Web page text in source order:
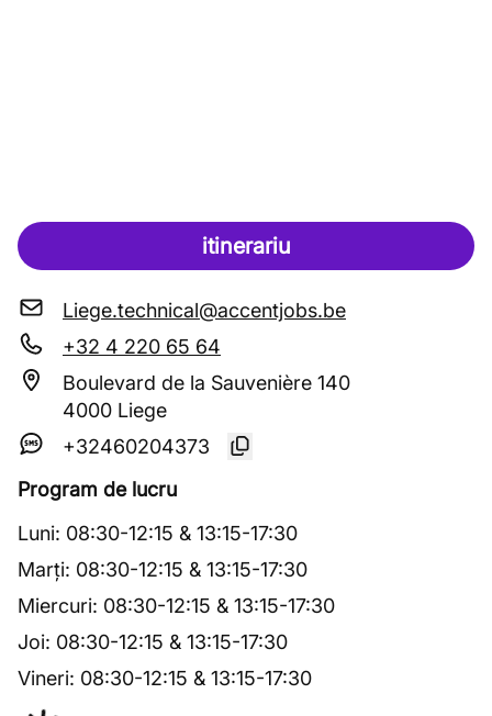
itinerariu
Liege.technical@accentjobs.be
+32 4 220 65 64
Boulevard de la Sauvenière 140
4000 Liege
+32460204373
Program de lucru
Luni: 08:30-12:15 & 13:15-17:30
Marți: 08:30-12:15 & 13:15-17:30
Miercuri: 08:30-12:15 & 13:15-17:30
Joi: 08:30-12:15 & 13:15-17:30
Vineri: 08:30-12:15 & 13:15-17:30